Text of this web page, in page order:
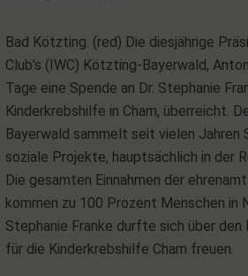
Bad Kötzting. (red) Die diesjährige
Club’s (IWC) Kötzting-Bayerwald,
Tage eine Spende an Dr. Stephanie
Kinderkrebshilfe in Cham, überreicht.
Bayerwald sammelt seit vielen Jahren
soziale Projekte, hauptsächlich in der
Die gesamten Einnahmen der
kommen zu 100 Prozent Menschen in
Stephanie Franke durfte sich über den
für die Kinderkrebshilfe Cham freuen.